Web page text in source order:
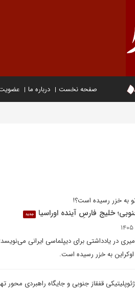
صفحه نخست درباره ما
به خزر رسیده است؟!
خلیج فارسِ آینده اوراسیا جدید
در یادداشتی برای دیپلماسی ایرانی
به خزر رسیده است.
ژئوپلیتیکی قفقاز جنوبی و جایگاه راهبردی محور